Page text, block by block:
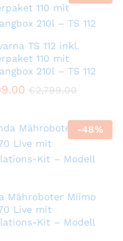
TS 112 inkl.
110 mit
210l – TS 112
€2,799.00
-48%
Mähroboter Miimo
Live mit
Kit – Modell